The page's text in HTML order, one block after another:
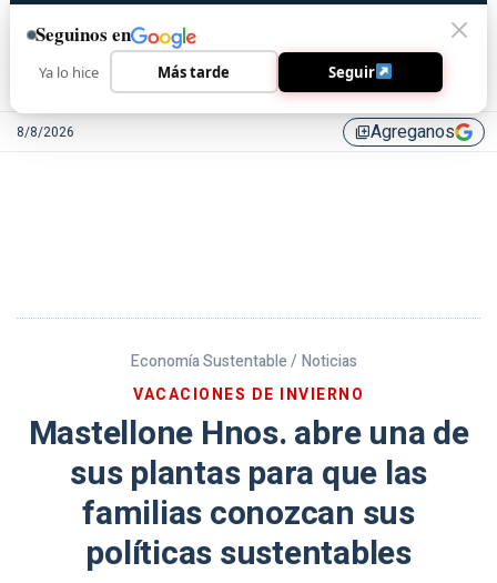
8/8/2026 library_addAgreganos
Economía Sustentable / Noticias
VACACIONES DE INVIERNO
Mastellone Hnos. abre una de
sus plantas para que las
familias conozcan sus
políticas sustentables
Seguinos en
Ya lo hice Más tarde Seguir